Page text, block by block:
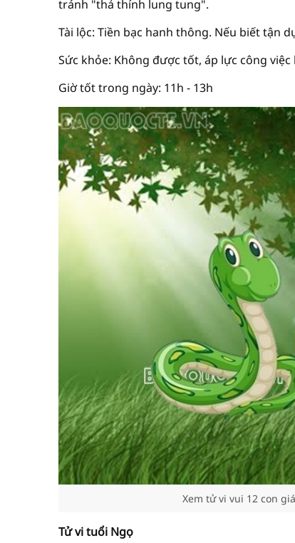
tránh "thả thính lung tung".
Tài lộc: Tiền bạc hanh thông. Nếu biết tận
Sức khỏe: Không được tốt, áp lực công
Giờ tốt trong ngày: 11h - 13h
Xem tử vi vui 12 con
Tử vi tuổi Ngọ